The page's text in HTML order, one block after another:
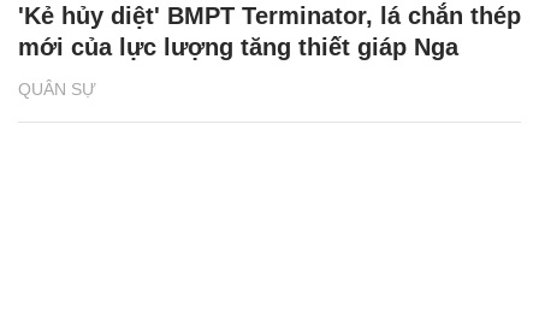
QUÂN SỰ
'Kẻ hủy diệt' BMPT Terminator, lá chắn thép
mới của lực lượng tăng thiết giáp Nga